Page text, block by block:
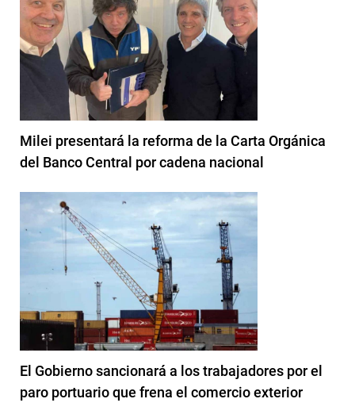
Milei presentará la reforma de la Carta Orgánica
del Banco Central por cadena nacional
El Gobierno sancionará a los trabajadores por el
paro portuario que frena el comercio exterior